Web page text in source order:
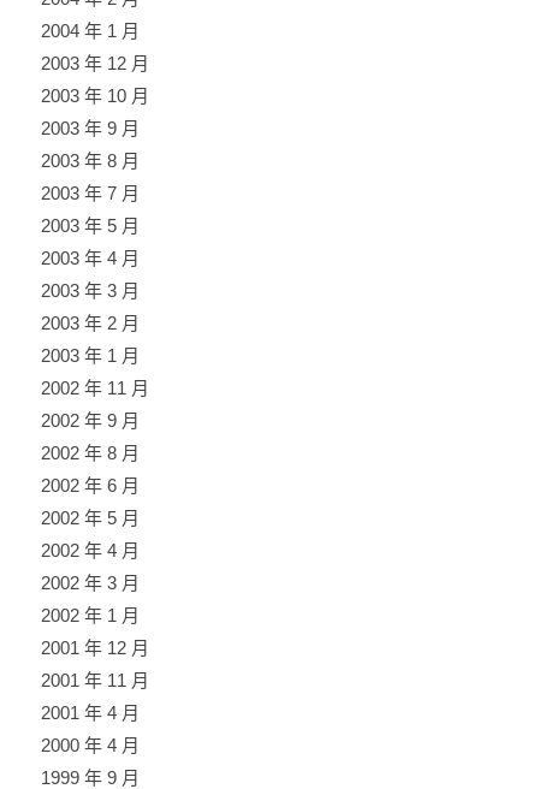
2004 年 1 月
2003 年 12 月
2003 年 10 月
2003 年 9 月
2003 年 8 月
2003 年 7 月
2003 年 5 月
2003 年 4 月
2003 年 3 月
2003 年 2 月
2003 年 1 月
2002 年 11 月
2002 年 9 月
2002 年 8 月
2002 年 6 月
2002 年 5 月
2002 年 4 月
2002 年 3 月
2002 年 1 月
2001 年 12 月
2001 年 11 月
2001 年 4 月
2000 年 4 月
1999 年 9 月